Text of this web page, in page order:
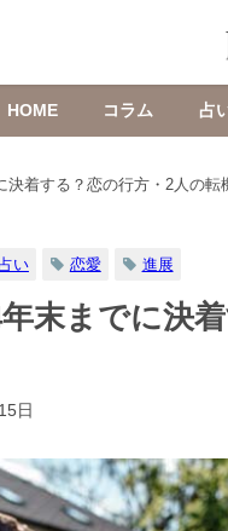
HOME コラム 占
決着する？恋の行方・2人の転
い 恋愛 進展
末までに決
日